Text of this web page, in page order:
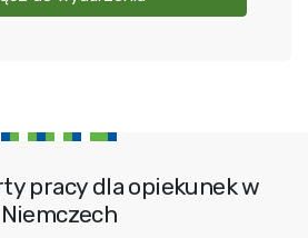
pracy dla opiekunek w
Niemczech